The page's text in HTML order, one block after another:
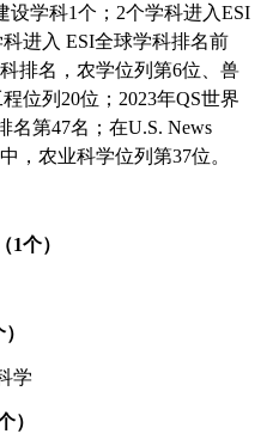
设学科1个 ； 2个学科进入ESI
进入 ESI全球学科排名前
排名，农学位列 第6位、 兽
位列 20位； 2023年QS世界
名第47名； 在U.S. News
中 ，农业科学位列 第37位。
1个）
学
）